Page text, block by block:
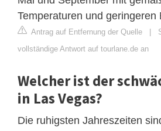
Temperaturen und geringeren
Antrag auf Entfernung der Quelle |
vollständige Antwort auf tourlane.de an
Welcher ist der
in Las Vegas?
Die ruhigsten Jahreszeiten